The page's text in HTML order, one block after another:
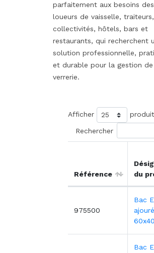
parfaitement aux besoins des
loueurs de vaisselle, traiteurs,
collectivités, hôtels, bars et
restaurants, qui recherchent
solution professionnelle,
et durable pour la gestion
verrerie.
Afficher
Rechercher
Référence
du
975500
Bac
ajouré
Bac